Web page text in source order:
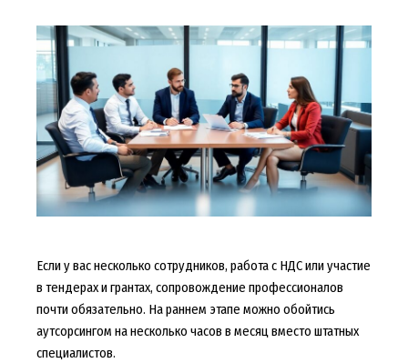
Если у вас несколько сотрудников, работа с НДС или участие
в тендерах и грантах, сопровождение профессионалов
почти обязательно. На раннем этапе можно обойтись
аутсорсингом на несколько часов в месяц вместо штатных
специалистов.